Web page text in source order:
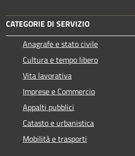
CATEGORIE DI SERVIZIO
Anagrafe e stato civile
Cultura e tempo libero
Vita lavorativa
Imprese e Commercio
Appalti pubblici
Catasto e urbanistica
Mobilità e trasporti